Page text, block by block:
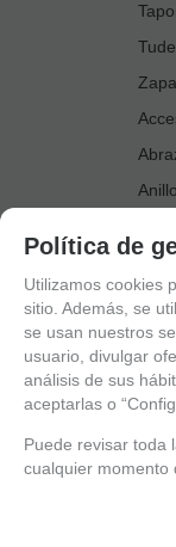
Política de
Utilizamos cookies
sitio. Además, se
se usan nuestros
usuario, divulgar
análisis de sus
aceptarlas o
Puede revisar toda
cualquier momento